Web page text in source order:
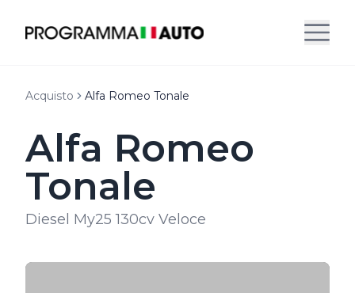
Acquisto Alfa Romeo Tonale
Alfa Romeo
Tonale
Diesel My25 130cv Veloce